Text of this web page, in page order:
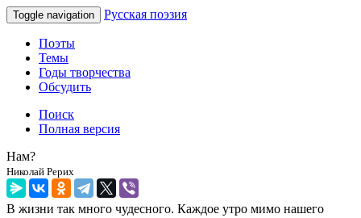
Toggle navigation Русская поэзия
Поэты
Темы
Годы творчества
Обсудить
Поиск
Полная версия
Нам?
Николай Рерих
В жизни так много чудесного. Каждое утро мимо нашего